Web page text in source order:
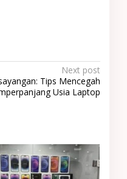
Next post
Tips Mencegah
Usia Laptop